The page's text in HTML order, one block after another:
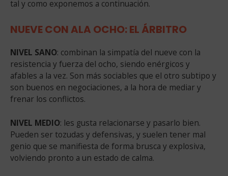
tal y como exponemos a continuación.
NUEVE CON ALA OCHO: EL ÁRBITRO
NIVEL SANO: combinan la simpatía del nueve con la
resistencia y fuerza del ocho, siendo enérgicos y
afables a la vez. Son más sociables que el otro subtipo y
son buenos en negociaciones, a la hora de mediar y
frenar los conflictos.
NIVEL MEDIO: les gusta relacionarse y pasarlo bien.
Pueden ser tozudas y defensivas, y suelen tener mal
genio que se manifiesta de forma brusca y explosiva,
volviendo pronto a un estado de calma.